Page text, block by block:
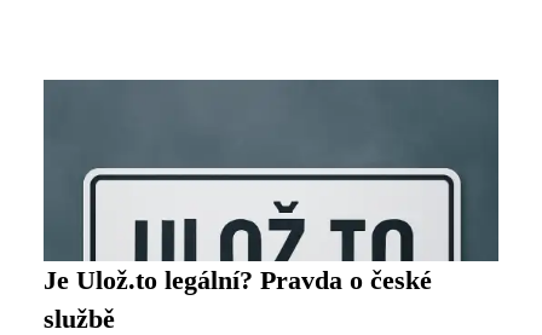
Je Ulož.to legální? Pravda o české
službě